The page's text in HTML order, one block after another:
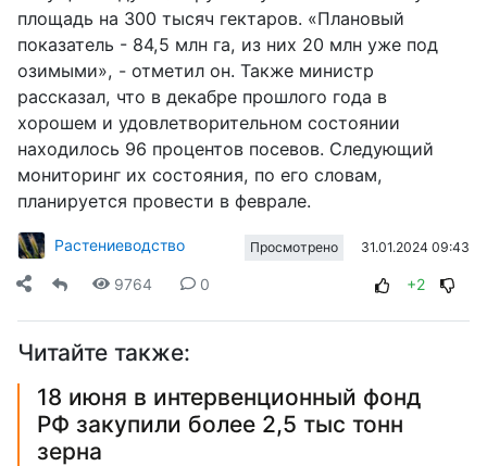
площадь на 300 тысяч гектаров. «Плановый
показатель - 84,5 млн га, из них 20 млн уже под
озимыми», - отметил он. Также министр
рассказал, что в декабре прошлого года в
хорошем и удовлетворительном состоянии
находилось 96 процентов посевов. Следующий
мониторинг их состояния, по его словам,
планируется провести в феврале.
Растениеводство Просмотрено 31.01.2024 09:43
9764 0 +2
Читайте также:
18 июня в интервенционный фонд
РФ закупили более 2,5 тыс тонн
зерна